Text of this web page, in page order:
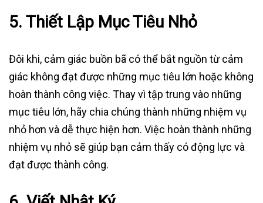
5. Thiết Lập Mục Tiêu Nhỏ
Đôi khi, cảm giác buồn bã có thể bắt nguồn từ cảm
giác không đạt được những mục tiêu lớn hoặc không
hoàn thành công việc. Thay vì tập trung vào những
mục tiêu lớn, hãy chia chúng thành những nhiệm vụ
nhỏ hơn và dễ thực hiện hơn. Việc hoàn thành những
nhiệm vụ nhỏ sẽ giúp bạn cảm thấy có động lực và
đạt được thành công.